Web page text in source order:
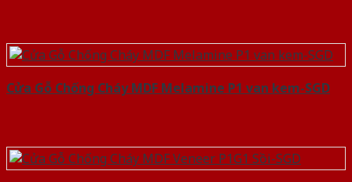
Cửa Gỗ Chống Cháy MDF Melamine P1 van kem-SGD